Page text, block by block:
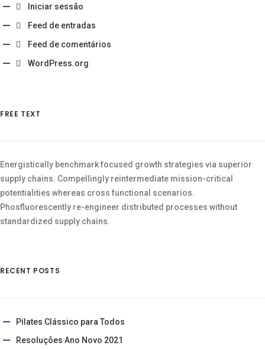
Iniciar sessão
Feed de entradas
Feed de comentários
WordPress.org
FREE TEXT
Energistically benchmark focused growth strategies via superior
supply chains. Compellingly reintermediate mission-critical
potentialities whereas cross functional scenarios.
Phosfluorescently re-engineer distributed processes without
standardized supply chains.
RECENT POSTS
Pilates Clássico para Todos
Resoluções Ano Novo 2021